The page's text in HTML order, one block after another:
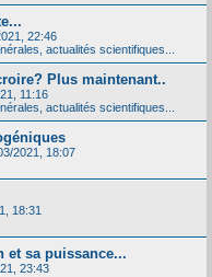
22:46
actualités scientifiques...
Plus maintenant..
11:16
actualités scientifiques...
2021, 18:07
18:31
et sa puissance...
23:43